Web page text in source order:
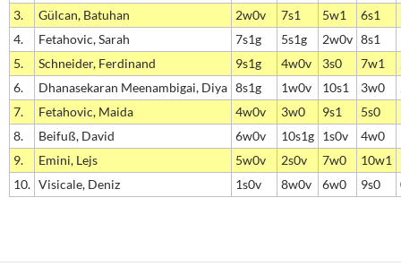
3.
Gülcan, Batuhan 2w0v 7s1 5w1 6s1
4.
Fetahovic, Sarah 7s1g 5s1g 2w0v 8s1
5.
Schneider, Ferdinand 9s1g 4w0v 3s0 7w1
6.
Dhanasekaran Meenambigai, Diya 8s1g 1w0v 10s1 3w0
7.
Fetahovic, Maida 4w0v 3w0 9s1 5s0
8.
Beifuß, David 6w0v 10s1g 1s0v 4w0
9.
Emini, Lejs 5w0v 2s0v 7w0 10w1
10. Visicale, Deniz 1s0v 8w0v 6w0 9s0